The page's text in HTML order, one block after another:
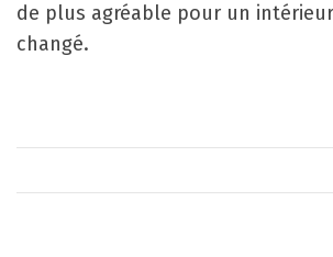
de plus agréable pour un
changé.